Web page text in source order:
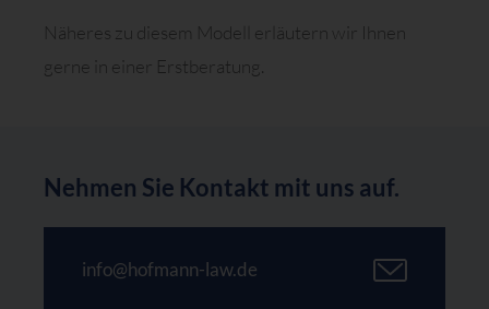
Näheres zu diesem Modell erläutern wir Ihnen
gerne in einer Erstberatung.
Nehmen Sie Kontakt mit uns auf.
info@hofmann-law.de